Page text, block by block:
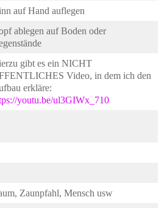
auf Hand auflegen
ablegen auf Boden oder
gibt es ein NICHT
Video, in dem ich den
erkläre:
youtu.be/ul3GIWx_710
Zaunpfahl, Mensch usw